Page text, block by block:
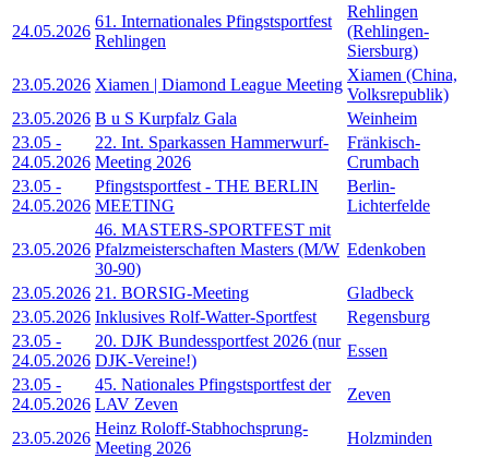
24.05.2026
61. Internationales Pfingstsportfest
Rehlingen
Rehlingen
(Rehlingen-
Siersburg)
23.05.2026 Xiamen | Diamond League Meeting
Xiamen (China,
Volksrepublik)
23.05.2026 B u S Kurpfalz Gala
Weinheim
23.05 -
24.05.2026
22. Int. Sparkassen Hammerwurf-
Meeting 2026
Fränkisch-
Crumbach
23.05 -
24.05.2026
Pfingstsportfest - THE BERLIN
MEETING
Berlin-
Lichterfelde
23.05.2026
46. MASTERS-SPORTFEST mit
Pfalzmeisterschaften Masters (M/W
30-90)
Edenkoben
23.05.2026 21. BORSIG-Meeting
Gladbeck
23.05.2026 Inklusives Rolf-Watter-Sportfest
Regensburg
23.05 -
24.05.2026
20. DJK Bundessportfest 2026 (nur
DJK-Vereine!)
Essen
23.05 -
24.05.2026
45. Nationales Pfingstsportfest der
LAV Zeven
Zeven
23.05.2026
Heinz Roloff-Stabhochsprung-
Meeting 2026
Holzminden